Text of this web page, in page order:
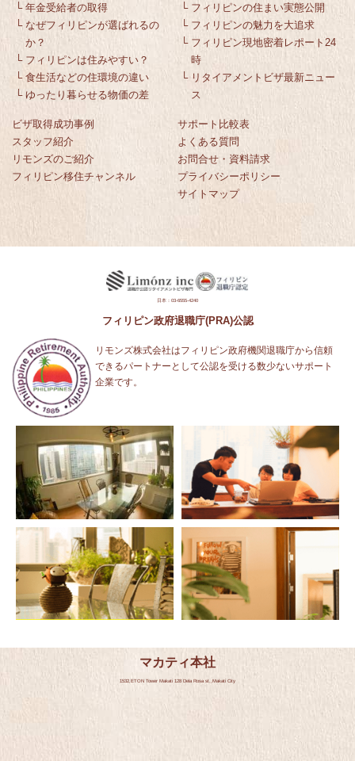
└ 年金受給者の取得
└ なぜフィリピンが選ばれるの
か？
└ フィリピンは住みやすい？
└ 食生活などの住環境の違い
└ ゆったり暮らせる物価の差
└ フィリピンの住まい実態公開
└ フィリピンの魅力を大追求
└ フィリピン現地密着レポート24
時
└ リタイアメントビザ最新ニュー
ス
ビザ取得成功事例
スタッフ紹介
リモンズのご紹介
フィリピン移住チャンネル
サポート比較表
よくある質問
お問合せ・資料請求
プライバシーポリシー
サイトマップ
日本：03-6555-4240
フィリピン政府退職庁(PRA)公認
リモンズ株式会社はフィリピン政府機関退職庁から信頼
できるパートナーとして公認を受ける数少ないサポート
企業です。
マカティ本社
1532,ETON Tower Makati 128 Dela Rosa st.,Makati City